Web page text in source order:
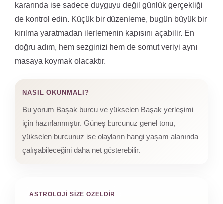
kararında ise sadece duyguyu değil günlük gerçekliği
de kontrol edin. Küçük bir düzenleme, bugün büyük bir
kırılma yaratmadan ilerlemenin kapısını açabilir. En
doğru adım, hem sezginizi hem de somut veriyi aynı
masaya koymak olacaktır.
NASIL OKUNMALI?
Bu yorum Başak burcu ve yükselen Başak yerleşimi
için hazırlanmıştır. Güneş burcunuz genel tonu,
yükselen burcunuz ise olayların hangi yaşam alanında
çalışabileceğini daha net gösterebilir.
ASTROLOJI SIZE ÖZELDIR